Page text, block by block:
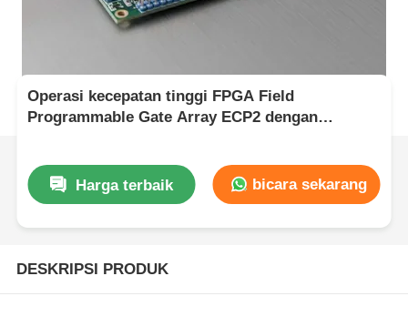
Operasi kecepatan tinggi FPGA Field
Programmable Gate Array ECP2 dengan
Harga terbaik bicara sekarang
DESKRIPSI PRODUK